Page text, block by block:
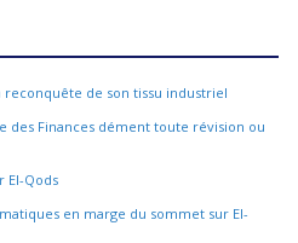
reconquête de son tissu industriel
des Finances dément toute révision ou
El-Qods
en marge du sommet sur El-